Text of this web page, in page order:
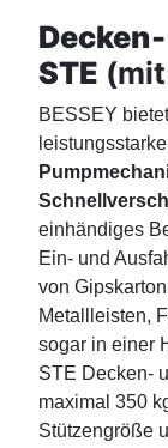
STE
BESSEY
einhändiges
Ein- und
von
Metallleisten,
sogar in einer
STE Decken-
maximal 350
Stützengröße